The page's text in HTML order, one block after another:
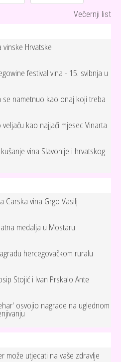
Večernji list
vinske Hrvatske
festival vina - 15. svibnja u
se nametnuo kao onaj koji treba
kao najjači mjesec Vinarta
vina Slavonije i hrvatskog
Carska vina Grgo Vasilj
medalja u Mostaru
hercegovačkom ruralu
Stojić i Ivan Prskalo Ante
osvojio nagrade na uglednom
može utjecati na vaše zdravlje